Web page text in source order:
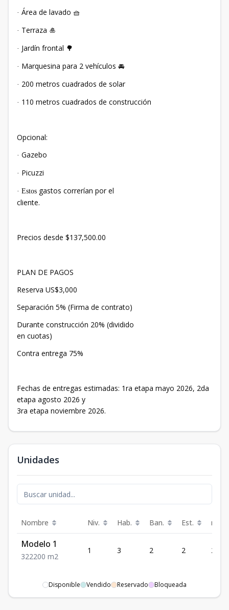
· Área de lavado 🧺
· Terraza 🎍
· Jardín frontal 🌳
· Marquesina para 2 vehículos 🚘
· 200 metros cuadrados de solar
· 110 metros cuadrados de construcción
Opcional:
· Gazebo
· Picuzzi
· Estos gastos correrían por el
cliente.
Precios desde $137,500.00
PLAN DE PAGOS
Reserva US$3,000
Separación 5% (Firma de contrato)
Durante construcción 20% (dividido
en cuotas)
Contra entrega 75%
Fechas de entregas estimadas: 1ra etapa mayo 2026, 2da
etapa agosto 2026 y
3ra etapa noviembre 2026.
Unidades
Nombre Niv. Hab. Ban. Est. m²
Modelo 1
322200 m2
1 3 2 2 200
Disponible Vendido Reservado Bloqueada